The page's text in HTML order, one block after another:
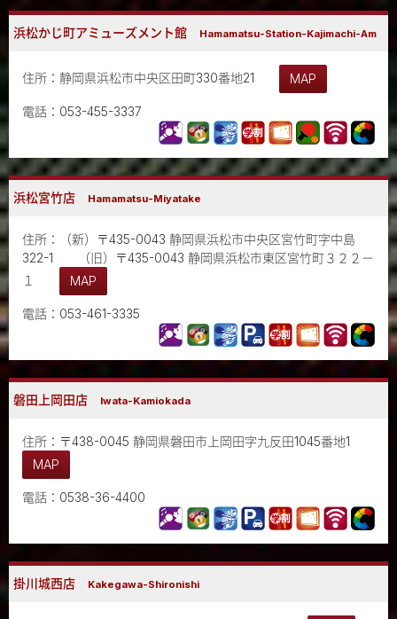
浜松かじ町アミューズメント館 Hamamatsu-Station-Kajimachi-Am
住所：静岡県浜松市中央区田町330番地21 MAP
電話：053-455-3337
浜松宮竹店 Hamamatsu-Miyatake
住所：（新）〒435-0043 静岡県浜松市中央区宮竹町字中島
322-1 （旧）〒435-0043 静岡県浜松市東区宮竹町３２２－
１
MAP
電話：053-461-3335
磐田上岡田店 Iwata-Kamiokada
住所：〒438-0045 静岡県磐田市上岡田字九反田1045番地1
MAP
電話：0538-36-4400
掛川城西店 Kakegawa-Shironishi